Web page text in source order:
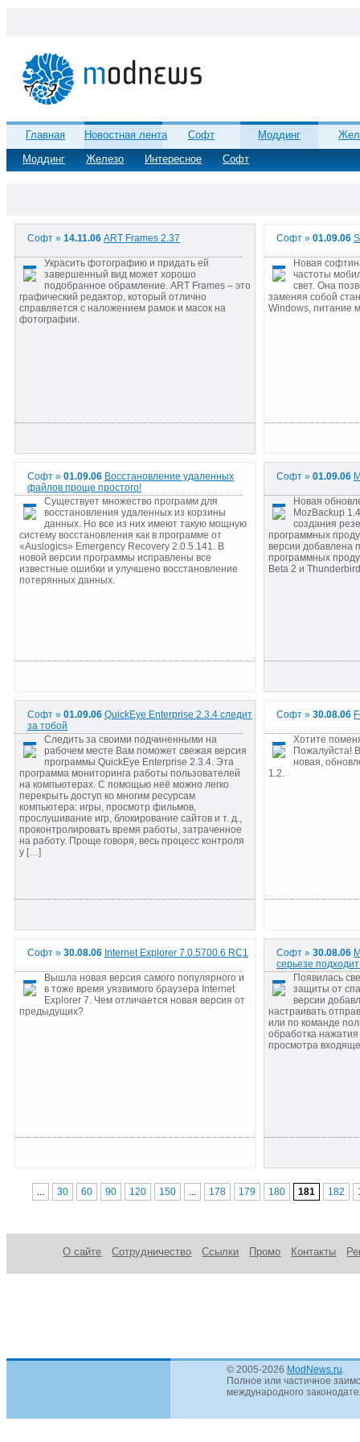
Главная
Новостная лента
Моддинг
Железо Интересное Софт
Софт Моддинг
Софт » 14.11.06 ART Frames 2.37
Украсить фотографию и придать ей
завершенный вид может хорошо
подобранное обрамление. ART Frames – это
графический редактор, который отлично
справляется с наложением рамок и масок на
фотографии.
Софт » 01.09.06
Новая
частоты
свет. Она
заменяя собой
Windows, питание
Софт » 01.09.06 Восстановление удаленных
файлов проще простого!
Существует множество программ для
восстановления удаленных из корзины
данных. Но все из них имеют такую мощную
систему восстановления как в программе от
«Auslogics» Emergency Recovery 2.0.5.141. В
новой версии программы исправлены все
известные ошибки и улучшено восстановление
потерянных данных.
Софт » 01.09.06
Новая
MozBackup
создания
программных
версии добавлена
программных
Beta 2 и
Софт » 01.09.06 QuickEye Enterprise 2.3.4 следит
за тобой
Следить за своими подчиненными на
рабочем месте Вам поможет свежая версия
программы QuickEye Enterprise 2.3.4. Эта
программа мониторинга работы пользователей
на компьютерах. С помощью неё можно легко
перекрыть доступ ко многим ресурсам
компьютера: игры, просмотр фильмов,
прослушивание игр, блокирование сайтов и т. д.,
проконтролировать время работы, затраченное
на работу. Проще говоря, весь процесс контроля
у […]
Софт » 30.08.06
Хотите
Пожалуйста!
новая,
1.2.
Софт » 30.08.06 Internet Explorer 7.0.5700.6 RC1
Вышла новая версия самого популярного и
в тоже время уязвимого браузера Internet
Explorer 7. Чем отличается новая версия от
предыдущих?
Софт » 30.08.06
серьезе
Появилась
защиты от
версии
настраивать
или по команде
обработка
просмотра
30 60 90 120 150 178 179 180 181 182
О сайте Сотрудничество Ссылки Промо Контакты
© 2005-2026 ModNews.ru
Полное или частичное
международного